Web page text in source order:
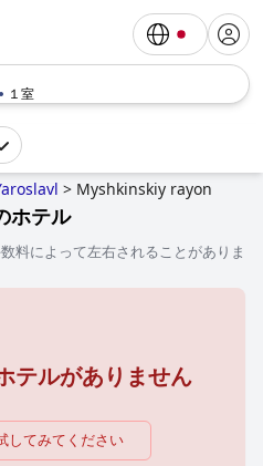
１室
> Myshkinskiy rayon
ホテル
料によって左右されることがありま
テルがありません
してみてください